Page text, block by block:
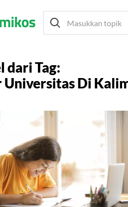
dari Tag:
Di